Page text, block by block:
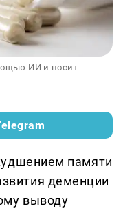
ИИ и носит
памяти
деменции
выводу